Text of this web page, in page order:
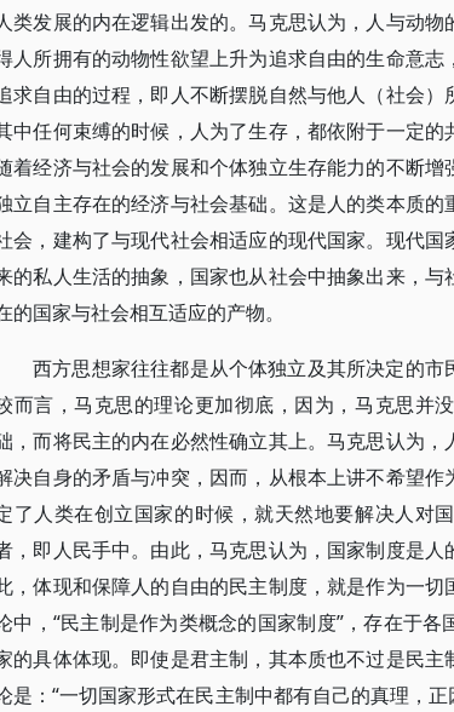
类发展的内在逻辑出发的。马克思认为，人与动
人所拥有的动物性欲望上升为追求自由的生命意
求自由的过程，即人不断摆脱自然与他人（社会
中任何束缚的时候，人为了生存，都依附于一定
着经济与社会的发展和个体独立生存能力的不断
立自主存在的经济与社会基础。这是人的类本质
会，建构了与现代社会相适应的现代国家。现代
的私人生活的抽象，国家也从社会中抽象出来，
的国家与社会相互适应的产物。
西方思想家往往都是从个体独立及其所决定的
而言，马克思的理论更加彻底，因为，马克思并
，而将民主的内在必然性确立其上。马克思认为
决自身的矛盾与冲突，因而，从根本上讲不希望
了人类在创立国家的时候，就天然地要解决人对
，即人民手中。由此，马克思认为，国家制度是
，体现和保障人的自由的民主制度，就是作为一
中，“民主制是作为类概念的国家制度”，存在于
的具体体现。即使是君主制，其本质也不过是民
是：“一切国家形式在民主制中都有自己的真理，